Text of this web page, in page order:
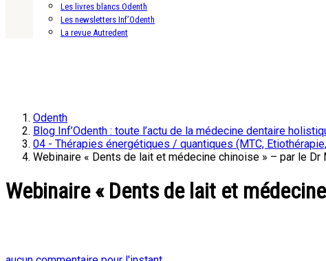
Les livres blancs Odenth
Les newsletters Inf’Odenth
La revue Autredent
Odenth
Blog Inf’Odenth : toute l’actu de la médecine dentaire
04 - Thérapies énergétiques / quantiques (MTC,
Webinaire « Dents de lait et médecine chinoise » – par le Dr
Webinaire « Dents de lait et